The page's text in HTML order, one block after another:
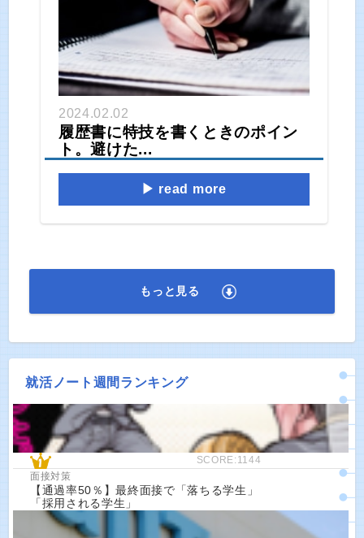
2024.02.02
履歴書に特技を書くときのポイン
ト。避けた...
read more
もっと見る
就活ノート週間ランキング
SCORE:1144
面接対策
【通過率50％】最終面接で「落ちる学生」
「採用される学生」